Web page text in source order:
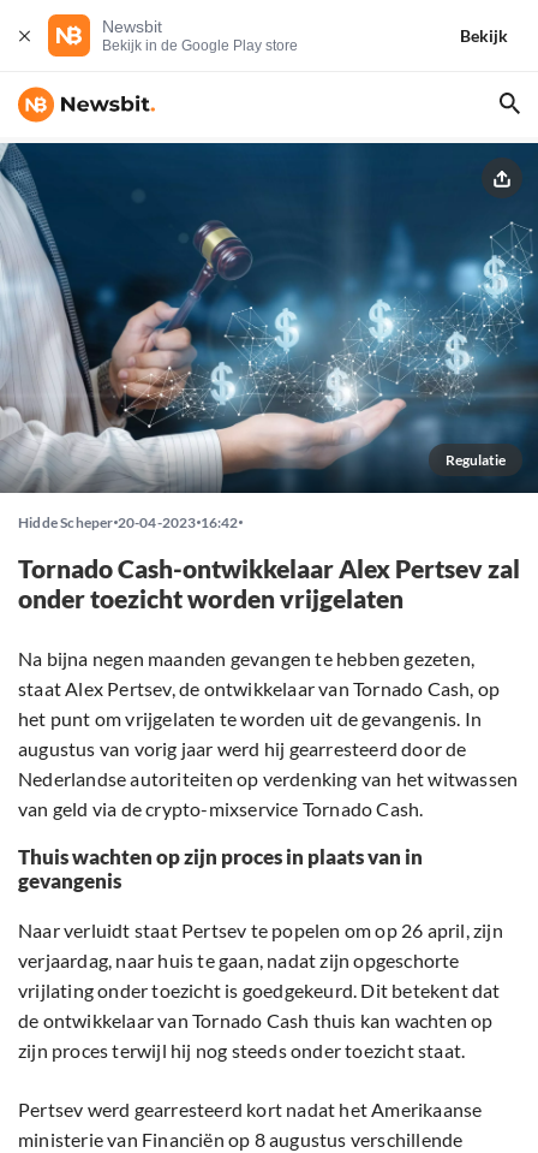
Newsbit
Bekijk in de Google Play store
Bekijk
Regulatie
Hidde Scheper 20-04-2023 16:42
Tornado Cash-ontwikkelaar Alex Pertsev zal
onder toezicht worden vrijgelaten
Na bijna negen maanden gevangen te hebben gezeten,
staat Alex Pertsev, de ontwikkelaar van Tornado Cash, op
het punt om vrijgelaten te worden uit de gevangenis. In
augustus van vorig jaar werd hij gearresteerd door de
Nederlandse autoriteiten op verdenking van het witwassen
van geld via de crypto-mixservice Tornado Cash.
Thuis wachten op zijn proces in plaats van in
gevangenis
Naar verluidt staat Pertsev te popelen om op 26 april, zijn
verjaardag, naar huis te gaan, nadat zijn opgeschorte
vrijlating onder toezicht is goedgekeurd. Dit betekent dat
de ontwikkelaar van Tornado Cash thuis kan wachten op
zijn proces terwijl hij nog steeds onder toezicht staat.
Pertsev werd gearresteerd kort nadat het Amerikaanse
ministerie van Financiën op 8 augustus verschillende